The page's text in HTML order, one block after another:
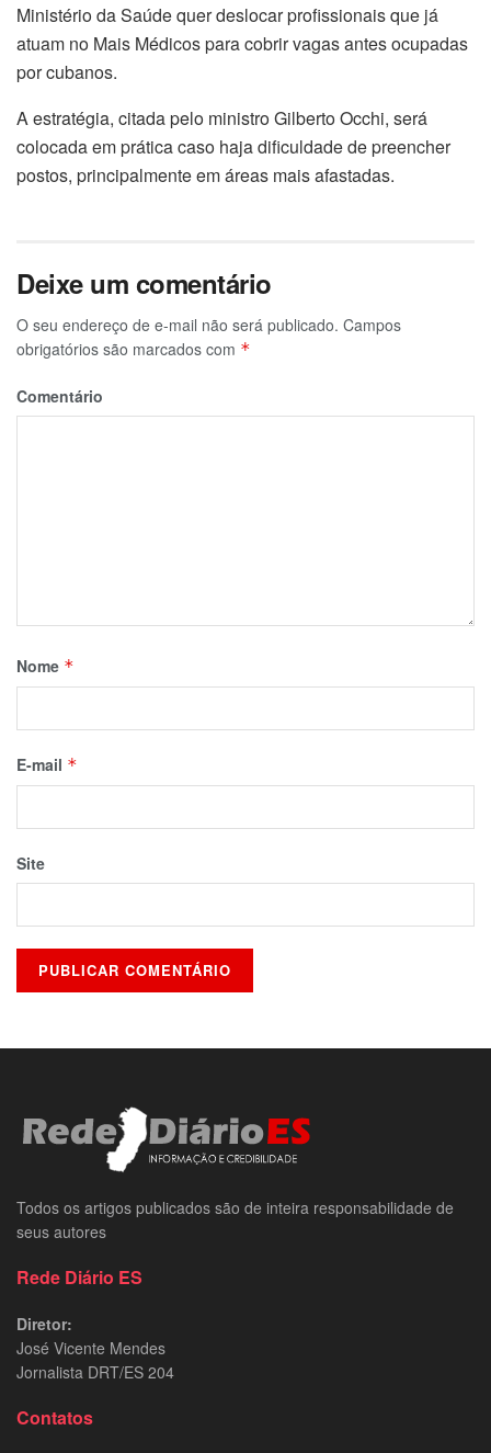
Ministério da Saúde quer deslocar profissionais que já
atuam no Mais Médicos para cobrir vagas antes ocupadas
por cubanos.
A estratégia, citada pelo ministro Gilberto Occhi, será
colocada em prática caso haja dificuldade de preencher
postos, principalmente em áreas mais afastadas.
Deixe um comentário
O seu endereço de e-mail não será publicado. Campos
obrigatórios são marcados com *
Comentário
Nome *
E-mail *
Site
Todos os artigos publicados são de inteira responsabilidade de
seus autores
Rede Diário ES
Diretor:
José Vicente Mendes
Jornalista DRT/ES 204
Contatos